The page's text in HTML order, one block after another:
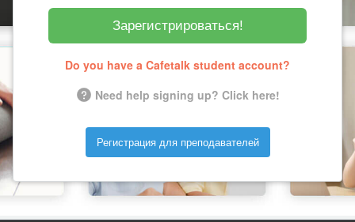
Зарегистрироваться!
Do you have a Cafetalk student account?
Need help signing up? Click here!
Регистрация для преподавателей